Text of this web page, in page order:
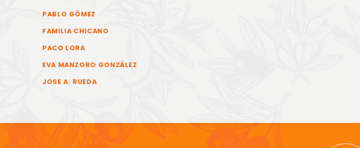
PABLO GÓMEZ
FAMILIA CHICANO
PACO LORA
EVA MANZORO GONZÁLEZ
JOSE A. RUEDA